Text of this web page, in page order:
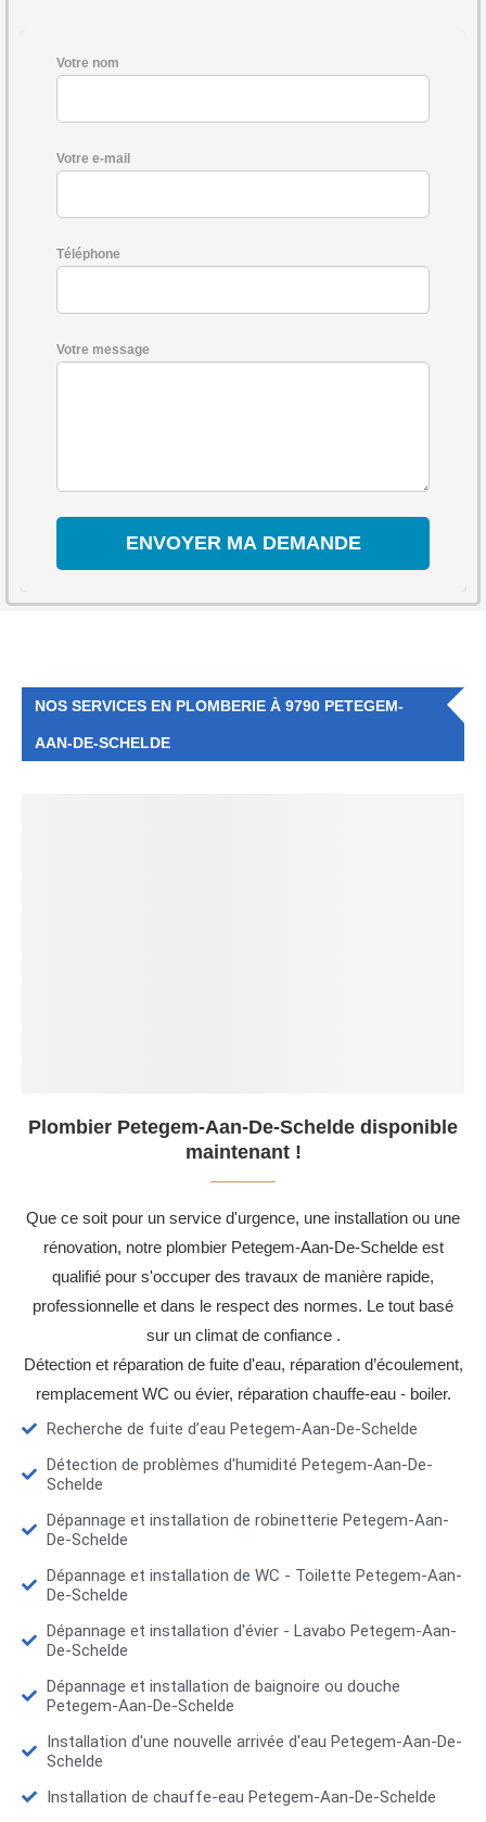
Votre nom
Votre e-mail
Téléphone
Votre message
NOS SERVICES EN PLOMBERIE À 9790 PETEGEM-
AAN-DE-SCHELDE
Plombier Petegem-Aan-De-Schelde disponible
maintenant !
Que ce soit pour un service d'urgence, une installation ou une
rénovation, notre plombier Petegem-Aan-De-Schelde est
qualifié pour s'occuper des travaux de manière rapide,
professionnelle et dans le respect des normes. Le tout basé
sur un climat de confiance .
Détection et réparation de fuite d'eau, réparation d’écoulement,
remplacement WC ou évier, réparation chauffe-eau - boiler.
Recherche de fuite d’eau Petegem-Aan-De-Schelde
Détection de problèmes d'humidité Petegem-Aan-De-
Schelde
Dépannage et installation de robinetterie Petegem-Aan-
De-Schelde
Dépannage et installation de WC - Toilette Petegem-Aan-
De-Schelde
Dépannage et installation d'évier - Lavabo Petegem-Aan-
De-Schelde
Dépannage et installation de baignoire ou douche
Petegem-Aan-De-Schelde
Installation d'une nouvelle arrivée d'eau Petegem-Aan-De-
Schelde
Installation de chauffe-eau Petegem-Aan-De-Schelde